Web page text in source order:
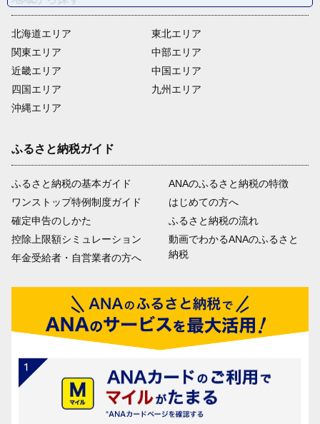
北海道エリア
関東エリア
近畿エリア
四国エリア
沖縄エリア
東北エリア
中部エリア
中国エリア
九州エリア
ふるさと納税ガイド
ふるさと納税の基本ガイド
ワンストップ特例制度ガイド
確定申告のしかた
控除上限額シミュレーション
年金受給者・自営業者の方へ
ANAのふるさと納税の特徴
はじめての方へ
ふるさと納税の流れ
動画でわかるANAのふるさと
納税